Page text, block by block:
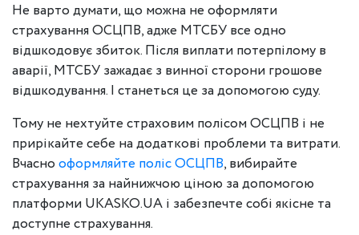
Не варто думати, що можна не оформляти
страхування ОСЦПВ, адже МТСБУ все одно
відшкодовує збиток. Після виплати потерпілому в
аварії, МТСБУ зажадає з винної сторони грошове
відшкодування. І станеться це за допомогою суду.
Тому не нехтуйте страховим полісом ОСЦПВ і не
прирікайте себе на додаткові проблеми та витрати.
Вчасно оформляйте поліс ОСЦПВ, вибирайте
страхування за найнижчою ціною за допомогою
платформи UKASKO.UA і забезпечте собі якісне та
доступне страхування.